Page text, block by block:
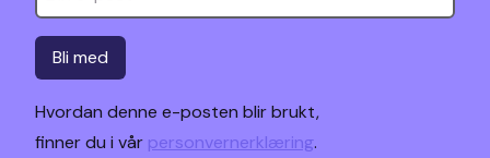
Bli med
Hvordan denne e-posten blir brukt,
finner du i vår personvernerklæring.